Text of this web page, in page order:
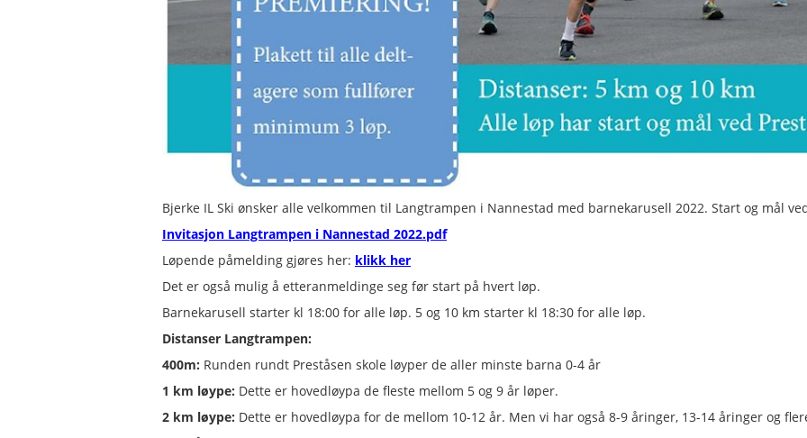
Bjerke IL Ski ønsker alle velkommen til Langtrampen i Nannestad med barnekarusell 2022. Start og mål
Invitasjon Langtrampen i Nannestad 2022.pdf
Løpende påmelding gjøres her: klikk her
Det er også mulig å etteranmeldinge seg før start på hvert løp.
Barnekarusell starter kl 18:00 for alle løp. 5 og 10 km starter kl 18:30 for alle løp.
Distanser Langtrampen:
400m: Runden rundt Preståsen skole løyper de aller minste barna 0-4 år
1 km løype: Dette er hovedløypa de fleste mellom 5 og 9 år løper.
2 km løype: Dette er hovedløypa for de mellom 10-12 år. Men vi har også 8-9 åringer, 13-14 åringer og